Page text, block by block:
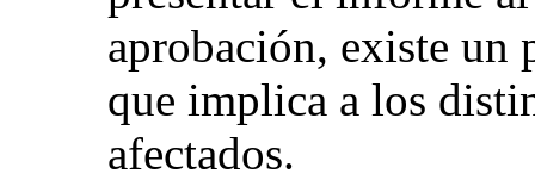
aprobación, existe un
que implica a los
afectados.